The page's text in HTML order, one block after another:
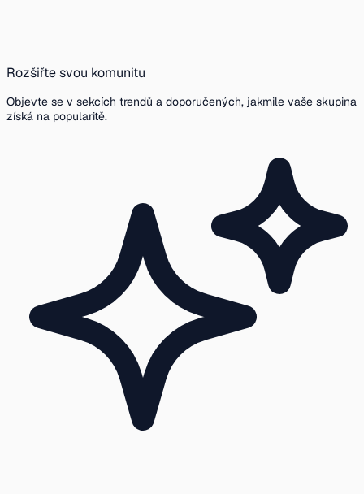
Rozšiřte svou komunitu
Objevte se v sekcích trendů a doporučených, jakmile vaše skupina
získá na popularitě.